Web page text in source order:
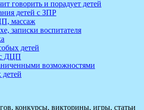
говорить и порадует детей
детей с ЗПР
массаж
записки воспитателя
детей
с ДЦП
возможностями
конкурсы, викторины, игры, статьи